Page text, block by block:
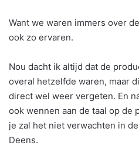
Want we waren immers over
ook zo ervaren.
Nou dacht ik altijd dat de
overal hetzelfde waren, maar
direct wel weer vergeten. En
ook wennen aan de taal op de
je zal het niet verwachten in
Deens.